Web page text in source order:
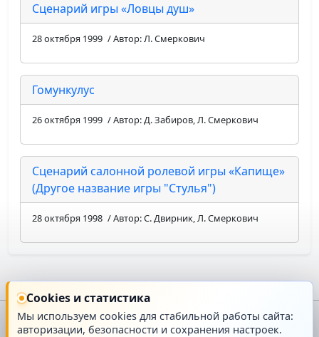
Сценарий игры «Ловцы душ»
28 октября 1999 / Автор: Л. Смеркович
Гомункулус
26 октября 1999 / Автор: Д. Забиров, Л. Смеркович
Сценарий салонной ролевой игры «Капище»
(Другое название игры "Стулья")
28 октября 1998 / Автор: С. Двирник, Л. Смеркович
Главная О проекте
Cookies и статистика
Мы используем cookies для стабильной работы сайта:
авторизации, безопасности и сохранения настроек.